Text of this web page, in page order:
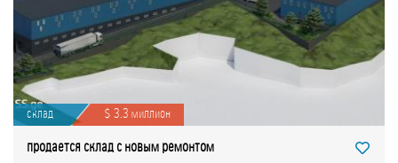
склад $ 3.3 миллион
продается склад с новым ремонтом